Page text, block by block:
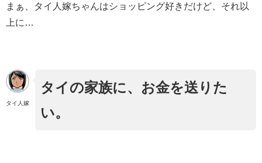
まぁ、タイ人嫁ちゃんはショッピング好きだけど、それ以
上に…
タイ人嫁
タイの家族に、お金を送りた
い。